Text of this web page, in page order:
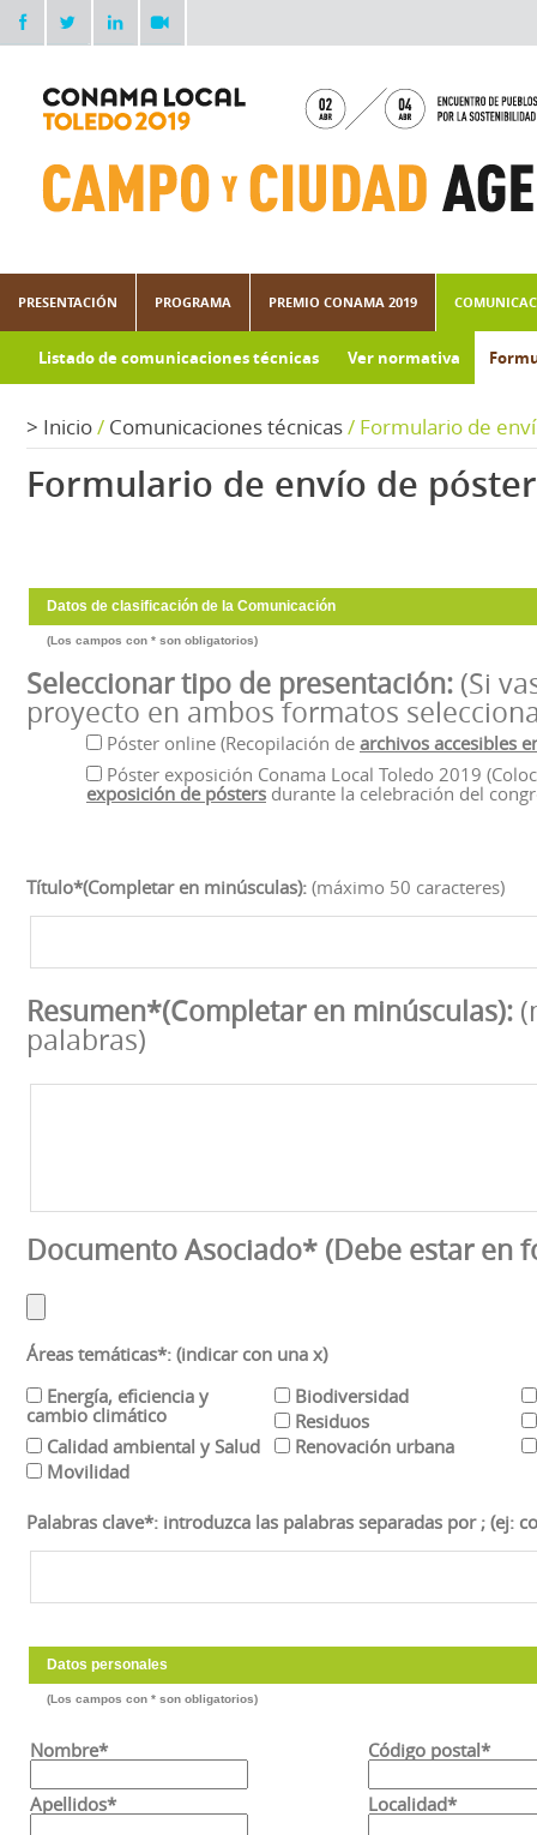
PRESENTACIÓN PROGRAMA PREMIO CONAMA 2019
Listado de comunicaciones técnicas Ver normativa
> Inicio/ Comunicaciones técnicas/ Formulario de
Formulario de envío de
Datos de clasificación de la Comunicación
(Los campos con * son obligatorios)
Seleccionar tipo de presentación: (Si
proyecto en ambos formatos
Póster online (Recopilación de archivos accesibles
Póster exposición Conama Local Toledo 2019
exposición de pósters durante la celebración del
Título*(Completar en minúsculas): (máximo 50 caracteres)
Resumen*(Completar en minúsculas):
palabras)
Documento Asociado* (Debe estar en
Áreas temáticas*: (indicar con una x)
Energía, eficiencia y
cambio climático
Biodiversidad
Residuos
Calidad ambiental y Salud
Renovación urbana
Movilidad
Palabras clave*: introduzca las palabras separadas por ; (ej:
Datos personales
(Los campos con * son obligatorios)
Nombre* Código postal*
Apellidos* Localidad*